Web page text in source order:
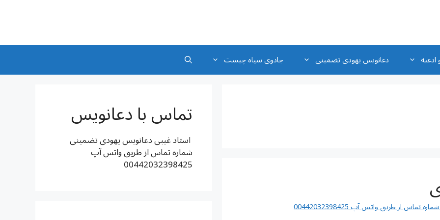
دعانویس یهودی تضمینی جادوی سیاه چیست
از طریق واتس آپ 00442032398425
تماس با دعانویس
استاد غیبی دعانویس یهودی تضمینی
شماره تماس از طریق واتس آپ
00442032398425